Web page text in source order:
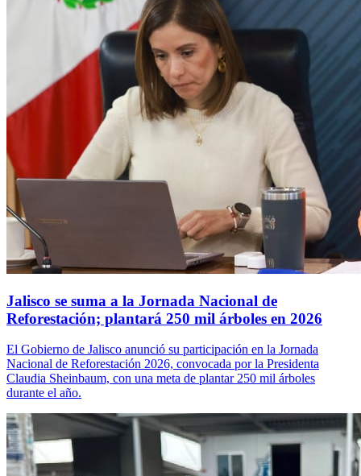
Jalisco se suma a la Jornada Nacional de
Reforestación; plantará 250 mil árboles en 2026
El Gobierno de Jalisco anunció su participación en la Jornada
Nacional de Reforestación 2026, convocada por la Presidenta
Claudia Sheinbaum, con una meta de plantar 250 mil árboles
durante el año.